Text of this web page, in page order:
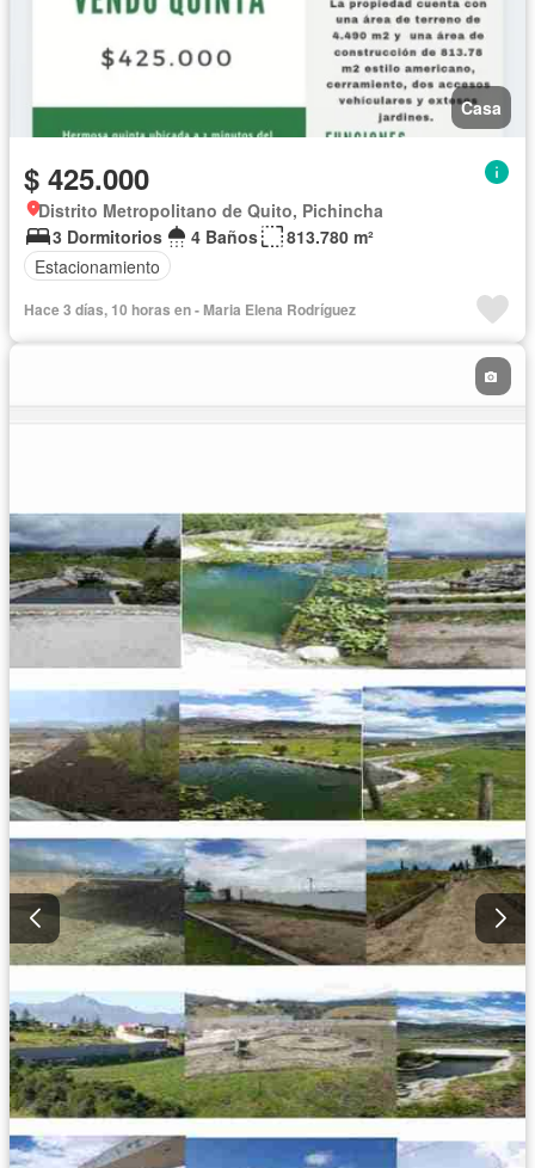
Casa
$ 425.000
Distrito Metropolitano de Quito, Pichincha
3 Dormitorios
4 Baños
813.780 m²
Estacionamiento
Hace 3 días, 10 horas en - Maria Elena Rodríguez